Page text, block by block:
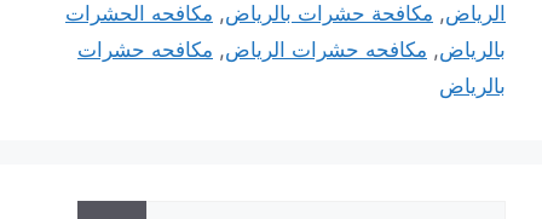
الرياض, مكافحة حشرات بالرياض, مكافحه الحشرات
بالرياض, مكافحه حشرات الرياض, مكافحه حشرات
بالرياض